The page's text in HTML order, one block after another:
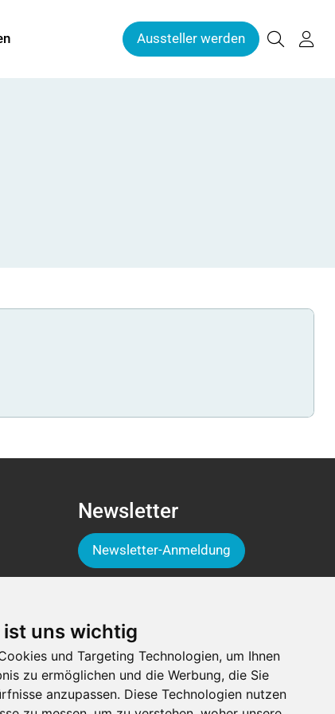
uns wichtig
und Targeting Technologien, um Ihnen
zu ermöglichen und die Werbung, die Sie
anzupassen. Diese Technologien nutzen
Aussteller werden
Newsletter
Newsletter-Anmeldung
Folge der Luga